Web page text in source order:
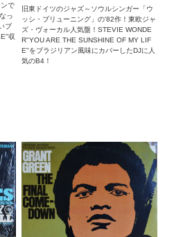
で
っ
ブ
収
旧東ドイツのジャズ～ソウルシンガー「ウ
ッシ・ブリューニング」の'82作！東欧ジャ
ズ・ヴォーカル人気盤！STEVIE WONDE
R"YOU ARE THE SUNSHINE OF MY LIF
E"をブラジリアン風味にカバーしたDJに人
気のB4！